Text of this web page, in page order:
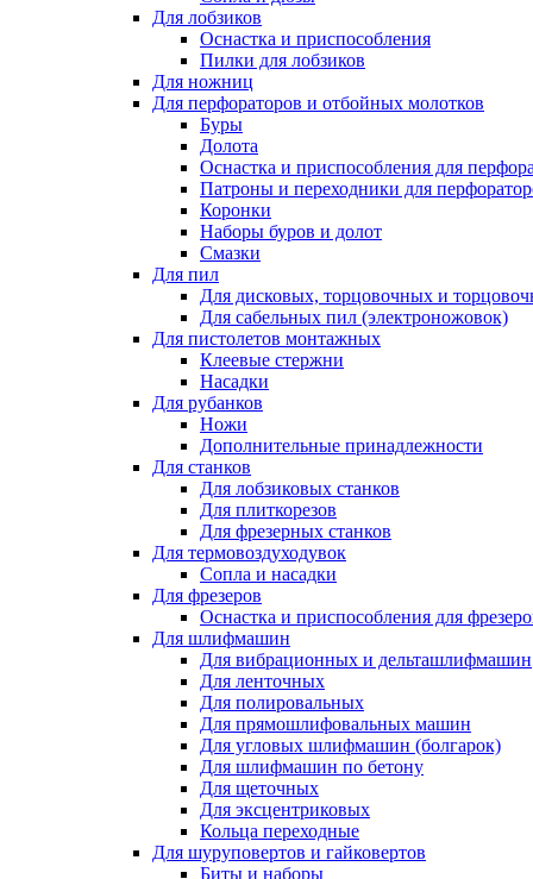
Для лобзиков
Оснастка и приспособления
Пилки для лобзиков
Для ножниц
Для перфораторов и отбойных молотков
Буры
Долота
Оснастка и приспособления для
Патроны и переходники для
Коронки
Наборы буров и долот
Смазки
Для пил
Для дисковых, торцовочных и
Для сабельных пил (электроножовок)
Для пистолетов монтажных
Клеевые стержни
Насадки
Для рубанков
Ножи
Дополнительные принадлежности
Для станков
Для лобзиковых станков
Для плиткорезов
Для фрезерных станков
Для термовоздуходувок
Сопла и насадки
Для фрезеров
Оснастка и приспособления для
Для шлифмашин
Для вибрационных и дельташлифмашин
Для ленточных
Для полировальных
Для прямошлифовальных машин
Для угловых шлифмашин (болгарок)
Для шлифмашин по бетону
Для щеточных
Для эксцентриковых
Кольца переходные
Для шуруповертов и гайковертов
Биты и наборы